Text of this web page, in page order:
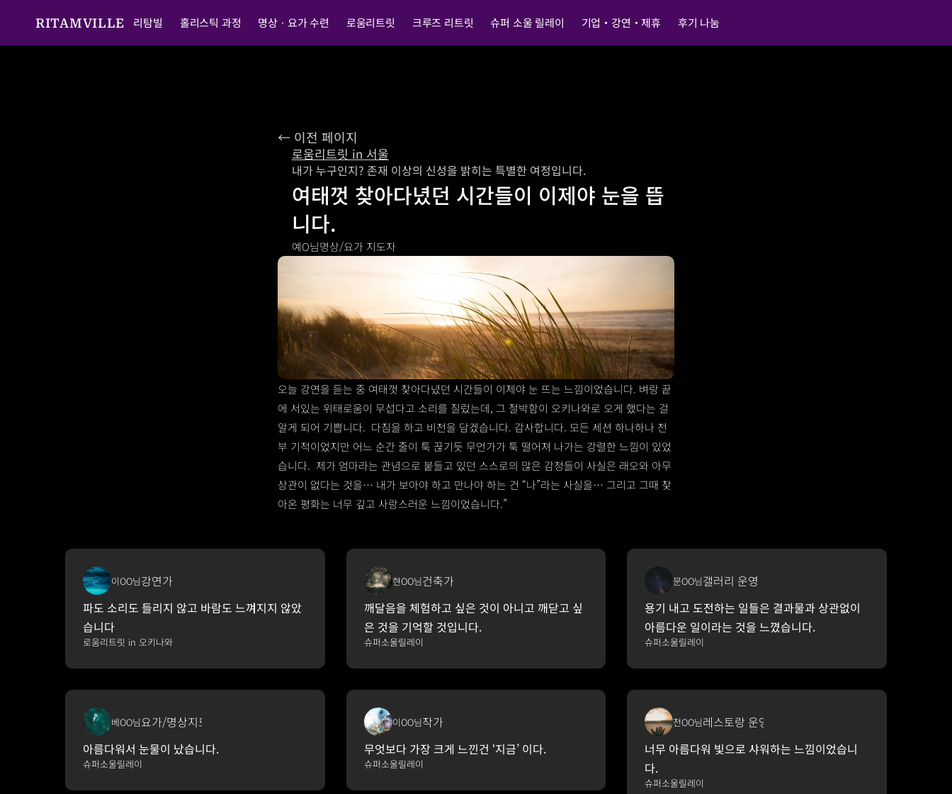
RITAMVILLE 리탐빌 홀리스틱 과정 명상ㆍ요가 수련 로움리트릿 크루즈 리트릿 슈퍼 소울 릴레이 기업・강연・제휴 후기 나눔
← 이전 페이지
로움리트릿 in 서울
내가 누구인지? 존재 이상의 신성을 밝히는 특별한 여정입니다.
여태껏 찾아다녔던 시간들이 이제야 눈을 뜹
니다.
예O님명상/요가 지도자
오늘 강연을 듣는 중 여태껏 찾아다녔던 시간들이 이제야 눈 뜨는 느낌이었습니다. 벼랑 끝
에 서있는 위태로움이 무섭다고 소리를 질렀는데, 그 절박함이 오키나와로 오게 했다는 걸
알게 되어 기쁩니다.  다짐을 하고 비전을 담겠습니다. 감사합니다. 모든 세션 하나하나 전
부 기적이었지만 어느 순간 줄이 툭 끊기듯 무언가가 툭 떨어져 나가는 강렬한 느낌이 있었
습니다.  제가 엄마라는 관념으로 붙들고 있던 스스로의 많은 감정들이 사실은 래오와 아무
상관이 없다는 것을… 내가 보아야 하고 만나야 하는 건 “나”라는 사실을… 그리고 그때 찾
아온 평화는 너무 깊고 사랑스러운 느낌이었습니다.”
이OO님강연가
파도 소리도 들리지 않고 바람도 느껴지지 않았
습니다
로움리트릿 in 오키나와
현OO님건축가
깨달음을 체험하고 싶은 것이 아니고 깨닫고 싶
은 것을 기억할 것입니다.
슈퍼소울릴레이
문OO님갤러리 운영
용기 내고 도전하는 일들은 결과물과 상관없이
아름다운 일이라는 것을 느꼈습니다.
슈퍼소울릴레이
베OO님요가/명상지도자
아름다워서 눈물이 났습니다.
슈퍼소울릴레이
이OO님작가
무엇보다 가장 크게 느낀건 ‘지금’ 이다.
슈퍼소울릴레이
전OO님레스토랑 운영
너무 아름다워 빛으로 샤워하는 느낌이었습니
다.
슈퍼소울릴레이